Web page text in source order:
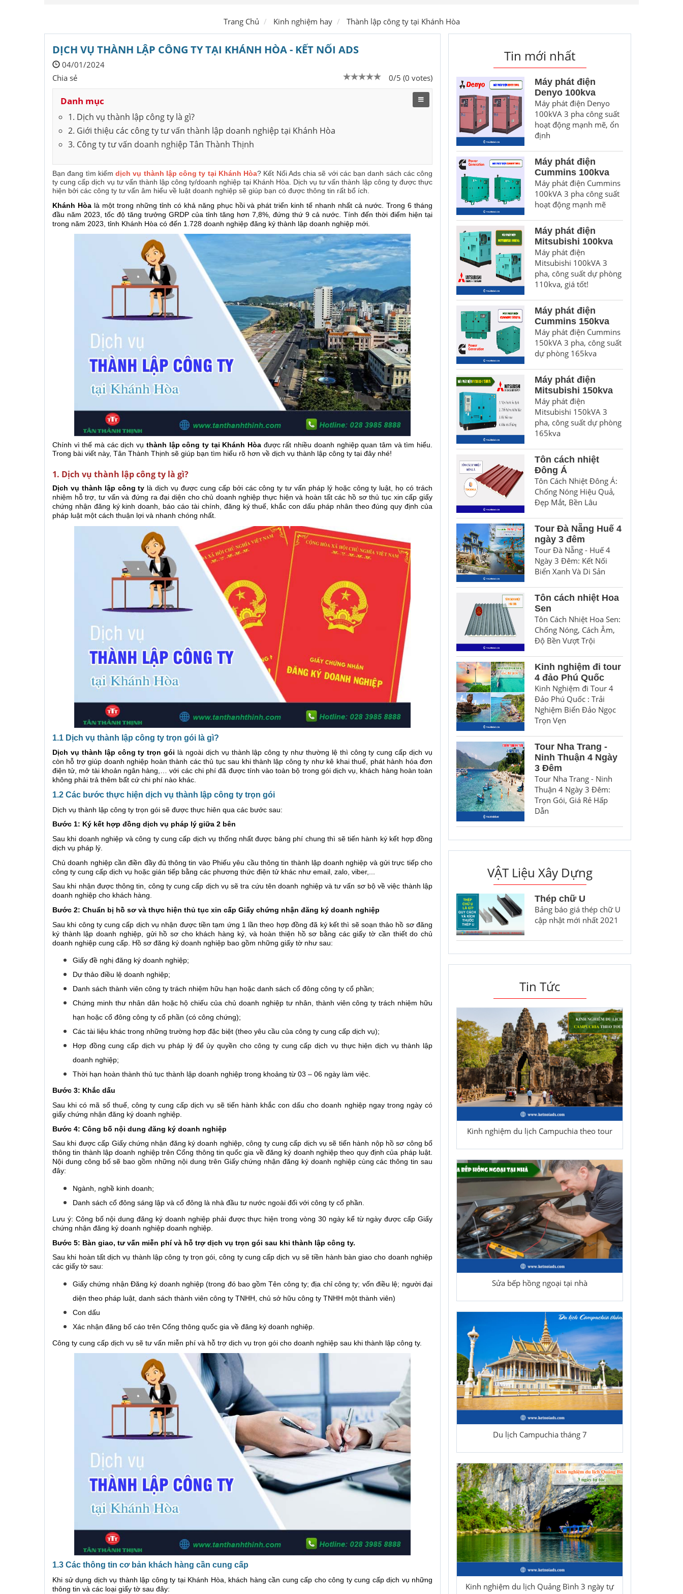
Trang Chủ Kinh nghiệm hay Thành lập công ty tại Khánh Hòa
DỊCH VỤ THÀNH LẬP CÔNG TY TẠI KHÁNH HÒA - KẾT NỐI ADS
04/01/2024
0/5 (0 votes)
Chia sẻ
Danh mục
1. Dịch vụ thành lập công ty là gì?
2. Giới thiệu các công ty tư vấn thành lập doanh nghiệp tại Khánh Hòa
3. Công ty tư vấn doanh nghiệp Tân Thành Thịnh
Bạn đang tìm kiếm dịch vụ thành lập công ty tại Khánh Hòa? Kết Nối Ads chia sẽ với các bạn danh sách các công
ty cung cấp dịch vụ tư vấn thành lập công ty/doanh nghiệp tại Khánh Hòa. Dịch vụ tư vấn thành lập công ty được thực
hiện bởi các công ty tư vấn âm hiểu về luật doanh nghiệp sẽ giúp bạn có được thông tin rất bổ ích.
Khánh Hòalà một trong những tỉnh có khả năng phục hồi và phát triển kinh tế nhanh nhất cả nước. Trong 6 tháng
đầu năm 2023, tốc độ tăng trưởng GRDP của tỉnh tăng hơn 7,8%, đứng thứ 9 cả nước. Tính đến thời điểm hiện tại
trong năm 2023, tỉnh Khánh Hòa có đến 1.728 doanh nghiệp đăng ký thành lập doanh nghiệp mới.
Chính vì thế mà các dịch vụ thành lập công ty tại Khánh Hòa được rất nhiều doanh nghiệp quan tâm và tìm hiểu.
Trong bài viết này, Tân Thành Thịnh sẽ giúp bạn tìm hiểu rõ hơn về dịch vụ thành lập công ty tại đây nhé!
1. Dịch vụ thành lập công ty là gì?
Dịch vụ thành lập công ty là dịch vụ được cung cấp bởi các công ty tư vấn pháp lý hoặc công ty luật, họ có trách
nhiệm hỗ trợ, tư vấn và đứng ra đại diện cho chủ doanh nghiệp thực hiện và hoàn tất các hồ sơ thủ tục xin cấp giấy
chứng nhận đăng ký kinh doanh, báo cáo tài chính, đăng ký thuế, khắc con dấu pháp nhân theo đúng quy định của
pháp luật một cách thuận lợi và nhanh chóng nhất.
1.1 Dịch vụ thành lập công ty trọn gói là gì?
Dịch vụ thành lập công ty trọn gói là ngoài dịch vụ thành lập công ty như thường lệ thì công ty cung cấp dịch vụ
còn hỗ trợ giúp doanh nghiệp hoàn thành các thủ tục sau khi thành lập công ty như kê khai thuế, phát hành hóa đơn
điện tử, mở tài khoản ngân hàng,… với các chi phí đã được tính vào toàn bộ trong gói dịch vụ, khách hàng hoàn toàn
không phải trả thêm bất cứ chi phí nào khác.
1.2 Các bước thực hiện dịch vụ thành lập công ty trọn gói
Dịch vụ thành lập công ty trọn gói sẽ được thực hiên qua các bước sau:
Bước 1: Ký kết hợp đồng dịch vụ pháp lý giữa 2 bên
Sau khi doanh nghiệp và công ty cung cấp dịch vụ thống nhất được bảng phí chung thì sẽ tiến hành ký kết hợp đồng
dịch vụ pháp lý.
Chủ doanh nghiệp cần điền đầy đủ thông tin vào Phiếu yêu cầu thông tin thành lập doanh nghiệp và gửi trực tiếp cho
công ty cung cấp dịch vụ hoặc gián tiếp bằng các phương thức điện tử khác như email, zalo, viber,...
Sau khi nhận được thông tin, công ty cung cấp dịch vụ sẽ tra cứu tên doanh nghiệp và tư vấn sơ bộ về việc thành lập
doanh nghiệp cho khách hàng.
Bước 2: Chuẩn bị hồ sơ và thực hiện thủ tục xin cấp Giấy chứng nhận đăng ký doanh nghiệp
Sau khi công ty cung cấp dịch vụ nhận được tiền tạm ứng 1 lần theo hợp đồng đã ký kết thì sẽ soạn thảo hồ sơ đăng
ký thành lập doanh nghiệp, gửi hồ sơ cho khách hàng ký, và hoàn thiện hồ sơ bằng các giấy tờ cần thiết do chủ
doanh nghiệp cung cấp. Hồ sơ đăng ký doanh nghiệp bao gồm những giấy tờ như sau:
Giấy đề nghị đăng ký doanh nghiệp;
Dự thảo điều lệ doanh nghiệp;
Danh sách thành viên công ty trách nhiệm hữu hạn hoặc danh sách cổ đông công ty cổ phần;
Chứng minh thư nhân dân hoặc hộ chiếu của chủ doanh nghiệp tư nhân, thành viên công ty trách nhiệm hữu
hạn hoặc cổ đông công ty cổ phần (có công chứng);
Các tài liệu khác trong những trường hợp đặc biệt (theo yêu cầu của công ty cung cấp dịch vụ);
Hợp đồng cung cấp dịch vụ pháp lý để ủy quyền cho công ty cung cấp dịch vụ thực hiện dịch vụ thành lập
doanh nghiệp;
Thời hạn hoàn thành thủ tục thành lập doanh nghiệp trong khoảng từ 03 – 06 ngày làm việc.
Bước 3: Khắc dấu
Sau khi có mã số thuế, công ty cung cấp dịch vụ sẽ tiến hành khắc con dấu cho doanh nghiệp ngay trong ngày có
giấy chứng nhận đăng ký doanh nghiệp.
Bước 4: Công bố nội dung đăng ký doanh nghiệp
Sau khi được cấp Giấy chứng nhận đăng ký doanh nghiệp, công ty cung cấp dịch vụ sẽ tiến hành nộp hồ sơ công bố
thông tin thành lập doanh nghiệp trên Cổng thông tin quốc gia về đăng ký doanh nghiệp theo quy định của pháp luật.
Nội dung công bố sẽ bao gồm những nội dung trên Giấy chứng nhận đăng ký doanh nghiệp cùng các thông tin sau
đây:
Ngành, nghề kinh doanh;
Danh sách cổ đông sáng lập và cổ đông là nhà đầu tư nước ngoài đối với công ty cổ phần.
Lưu ý: Công bố nội dung đăng ký doanh nghiệp phải được thực hiện trong vòng 30 ngày kể từ ngày được cấp Giấy
chứng nhận đăng ký doanh nghiệp doanh nghiệp.
Bước 5: Bàn giao, tư vấn miễn phí và hỗ trợ dịch vụ trọn gói sau khi thành lập công ty.
Sau khi hoàn tất dịch vụ thành lập công ty trọn gói, công ty cung cấp dịch vụ sẽ tiền hành bàn giao cho doanh nghiệp
các giấy tờ sau:
Giấy chứng nhận Đăng ký doanh nghiệp (trong đó bao gồm Tên công ty; địa chỉ công ty; vốn điều lệ; người đại
diện theo pháp luật, danh sách thành viên công ty TNHH, chủ sở hữu công ty TNHH một thành viên)
Con dấu
Xác nhận đăng bố cáo trên Cổng thông quốc gia về đăng ký doanh nghiệp.
Công ty cung cấp dịch vụ sẽ tư vấn miễn phí và hỗ trợ dịch vụ trọn gói cho doanh nghiệp sau khi thành lập công ty.
1.3 Các thông tin cơ bản khách hàng cần cung cấp
Khi sử dụng dịch vụ thành lập công ty tại Khánh Hòa, khách hàng cần cung cấp cho công ty cung cấp dịch vụ những
thông tin và các loại giấy tờ sau đây:
Tin mới nhất
Máy phát điện
Denyo 100kva
Máy phát điện Denyo
100kVA 3 pha công suất
hoạt động mạnh mẽ, ổn
định
Máy phát điện
Cummins 100kva
Máy phát điện Cummins
100kVA 3 pha công suất
hoạt động mạnh mẽ
Máy phát điện
Mitsubishi 100kva
Máy phát điện
Mitsubishi 100kVA 3
pha, công suất dự phòng
110kva, giá tốt!
Máy phát điện
Cummins 150kva
Máy phát điện Cummins
150kVA 3 pha, công suất
dự phòng 165kva
Máy phát điện
Mitsubishi 150kva
Máy phát điện
Mitsubishi 150kVA 3
pha, công suất dự phòng
165kva
Tôn cách nhiệt
Đông Á
Tôn Cách Nhiệt Đông Á:
Chống Nóng Hiệu Quả,
Đẹp Mắt, Bền Lâu
Tour Đà Nẵng Huế 4
ngày 3 đêm
Tour Đà Nẵng - Huế 4
Ngày 3 Đêm: Kết Nối
Biển Xanh Và Di Sản
Tôn cách nhiệt Hoa
Sen
Tôn Cách Nhiệt Hoa Sen:
Chống Nóng, Cách Âm,
Độ Bền Vượt Trội
Kinh nghiệm đi tour
4 đảo Phú Quốc
Kinh Nghiệm đi Tour 4
Đảo Phú Quốc : Trải
Nghiệm Biển Đảo Ngọc
Trọn Vẹn
Tour Nha Trang -
Ninh Thuận 4 Ngày
3 Đêm
Tour Nha Trang - Ninh
Thuận 4 Ngày 3 Đêm:
Trọn Gói, Giá Rẻ Hấp
Dẫn
VẬT Liệu Xây Dựng
Thép chữ U
Bảng báo giá thép chữ U
cập nhật mới nhất 2021
Tin Tức
Kinh nghiệm du lịch Campuchia theo tour
Sửa bếp hồng ngoại tại nhà
Du lịch Campuchia tháng 7
Kinh nghiệm du lịch Quảng Bình 3 ngày tự